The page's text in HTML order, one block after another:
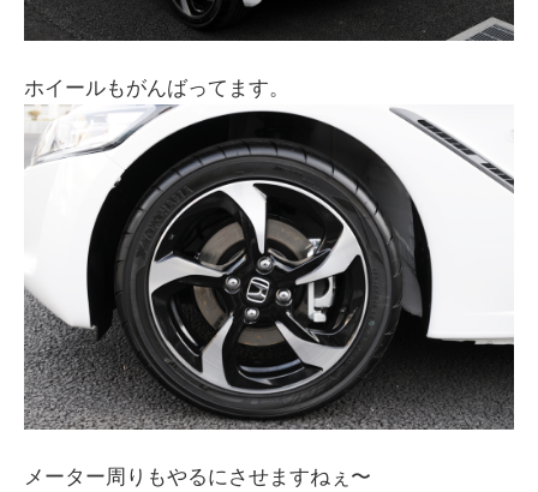
ホイールもがんばってます。
メーター周りもやるにさせますねぇ〜